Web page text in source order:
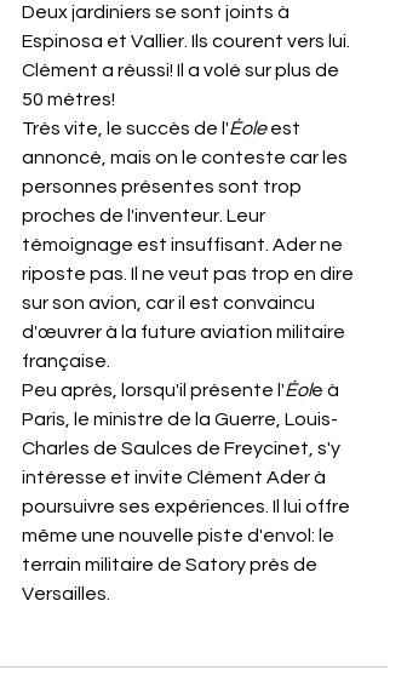
Deux jardiniers se sont joints à
Espinosa et Vallier. Ils courent vers lui.
Clément a réussi! Il a volé sur plus de
50 mètres!
Très vite, le succès de l'Éole est
annoncé, mais on le conteste car les
personnes présentes sont trop
proches de l'inventeur. Leur
témoignage est insuffisant. Ader ne
riposte pas. Il ne veut pas trop en dire
sur son avion, car il est convaincu
d'œuvrer à la future aviation militaire
française.
Peu après, lorsqu'il présente l'Éole à
Paris, le ministre de la Guerre, Louis-
Charles de Saulces de Freycinet, s'y
intéresse et invite Clément Ader à
poursuivre ses expériences. Il lui offre
même une nouvelle piste d'envol: le
terrain militaire de Satory près de
Versailles.